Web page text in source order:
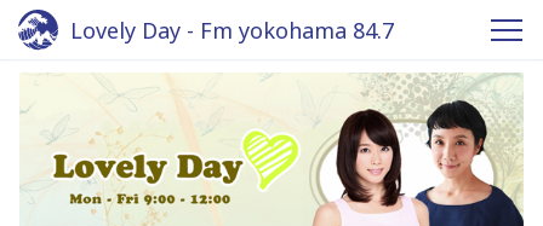
Lovely Day - Fm yokohama 84.7